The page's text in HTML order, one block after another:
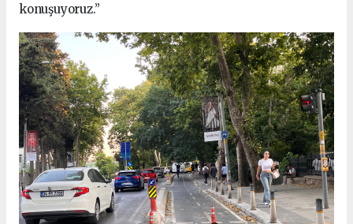
konuşuyoruz.”